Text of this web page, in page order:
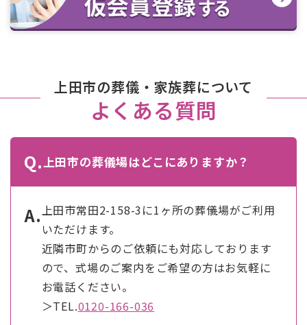
上田市の葬儀・家族葬について
よくある質問
Q.上田市の葬儀場はどこにありますか？
A.上田市常田2-158-3に1ヶ所の葬儀場がご利用
いただけます。
近隣市町からのご依頼にも対応しております
ので、式場のご案内をご希望の方はお気軽に
お電話ください。
＞TEL.0120-166-036